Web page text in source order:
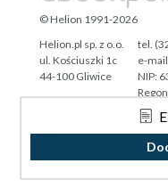
Tonik.pl
© Helion 1991-2026
Helion.pl sp. z o.o.
ul. Kościuszki 1c
44-100 Gliwice
tel.
e-
NIP: